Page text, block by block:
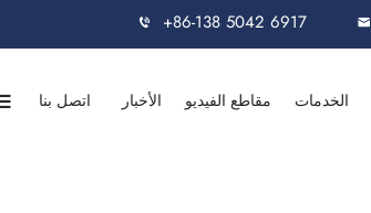
+86-138 5042 6917
الخدمات مقاطع الفيديو الأخبار اتصل بنا